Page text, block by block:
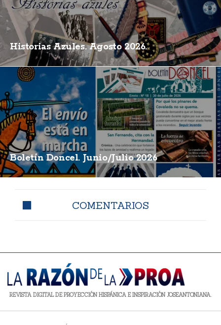
Historias Azules. Agosto 2026.
Boletín Doncel. Junio/Julio 2026
COMENTARIOS
REVISTA DIGITAL DE PROYECCIÓN HISPÁNICA E INSPIRACIÓN JOSEANTONIANA.